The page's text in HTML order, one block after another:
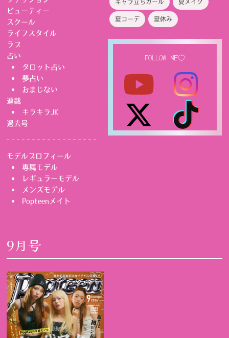
ビューティー
スクール
ライフスタイル
ラブ
占い
タロット占い
夢占い
おまじない
連載
キラキラJK
過去号
モデルプロフィール
専属モデル
レギュラーモデル
メンズモデル
Popteenメイト
キャラ立ちガール 夏メイク
夏コーデ 夏休み
FOLLOW ME♡
9月号